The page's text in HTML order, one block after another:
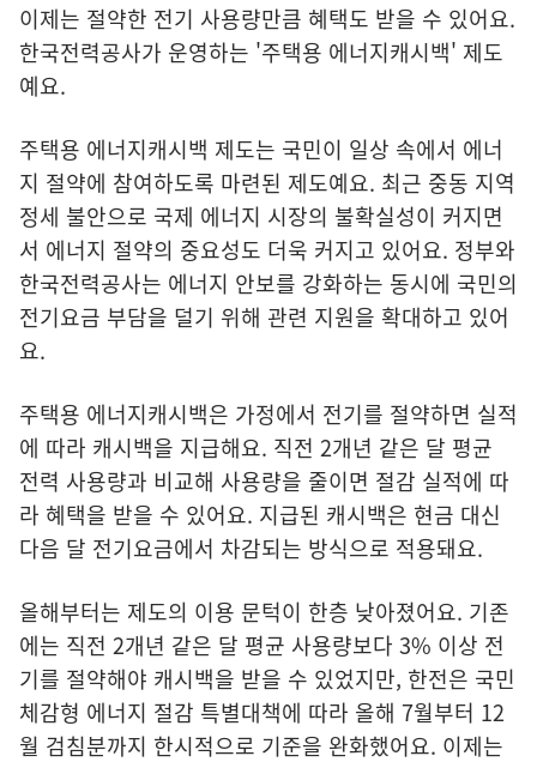
이제는 절약한 전기 사용량만큼 혜택도 받을 수 있어요.
한국전력공사가 운영하는 '주택용 에너지캐시백' 제도
예요.
주택용 에너지캐시백 제도는 국민이 일상 속에서 에너
지 절약에 참여하도록 마련된 제도예요. 최근 중동 지역
정세 불안으로 국제 에너지 시장의 불확실성이 커지면
서 에너지 절약의 중요성도 더욱 커지고 있어요. 정부와
한국전력공사는 에너지 안보를 강화하는 동시에 국민의
전기요금 부담을 덜기 위해 관련 지원을 확대하고 있어
요.
주택용 에너지캐시백은 가정에서 전기를 절약하면 실적
에 따라 캐시백을 지급해요. 직전 2개년 같은 달 평균
전력 사용량과 비교해 사용량을 줄이면 절감 실적에 따
라 혜택을 받을 수 있어요. 지급된 캐시백은 현금 대신
다음 달 전기요금에서 차감되는 방식으로 적용돼요.
올해부터는 제도의 이용 문턱이 한층 낮아졌어요. 기존
에는 직전 2개년 같은 달 평균 사용량보다 3% 이상 전
기를 절약해야 캐시백을 받을 수 있었지만, 한전은 국민
체감형 에너지 절감 특별대책에 따라 올해 7월부터 12
월 검침분까지 한시적으로 기준을 완화했어요. 이제는